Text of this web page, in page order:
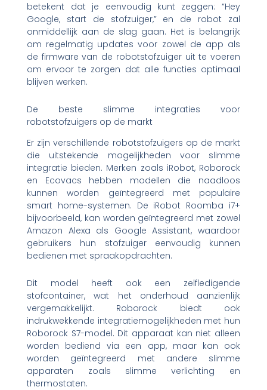
betekent dat je eenvoudig kunt zeggen: “Hey
Google, start de stofzuiger,” en de robot zal
onmiddellijk aan de slag gaan. Het is belangrijk
om regelmatig updates voor zowel de app als
de firmware van de robotstofzuiger uit te voeren
om ervoor te zorgen dat alle functies optimaal
blijven werken.
De beste slimme integraties voor
robotstofzuigers op de markt
Er zijn verschillende robotstofzuigers op de markt
die uitstekende mogelijkheden voor slimme
integratie bieden. Merken zoals iRobot, Roborock
en Ecovacs hebben modellen die naadloos
kunnen worden geïntegreerd met populaire
smart home-systemen. De iRobot Roomba i7+
bijvoorbeeld, kan worden geïntegreerd met zowel
Amazon Alexa als Google Assistant, waardoor
gebruikers hun stofzuiger eenvoudig kunnen
bedienen met spraakopdrachten.
Dit model heeft ook een zelfledigende
stofcontainer, wat het onderhoud aanzienlijk
vergemakkelijkt. Roborock biedt ook
indrukwekkende integratiemogelijkheden met hun
Roborock S7-model. Dit apparaat kan niet alleen
worden bediend via een app, maar kan ook
worden geïntegreerd met andere slimme
apparaten zoals slimme verlichting en
thermostaten.